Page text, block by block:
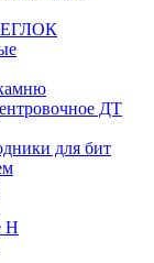
ДТ
для бит
H